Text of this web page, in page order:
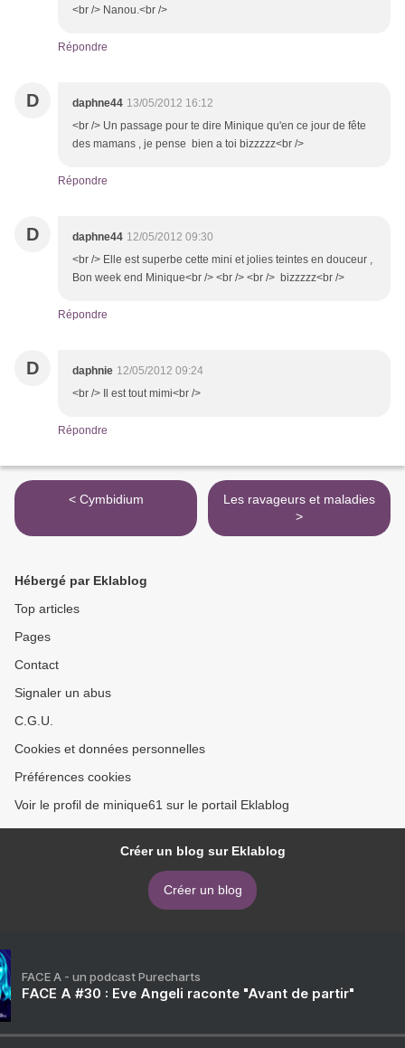
<br /> Nanou.<br />
Répondre
D daphne44 13/05/2012 16:12
<br /> Un passage pour te dire Minique qu'en ce jour de fête
des mamans , je pense bien a toi bizzzzz<br />
Répondre
D daphne44 12/05/2012 09:30
<br /> Elle est superbe cette mini et jolies teintes en douceur ,
Bon week end Minique<br /> <br /> <br /> bizzzzz<br />
Répondre
D daphnie 12/05/2012 09:24
<br /> Il est tout mimi<br />
Répondre
< Cymbidium
Les ravageurs et maladies
>
Hébergé par Eklablog
Top articles
Pages
Contact
Signaler un abus
C.G.U.
Cookies et données personnelles
Préférences cookies
Voir le profil de minique61 sur le portail Eklablog
Créer un blog sur Eklablog
Créer un blog
FACE A - un podcast Purecharts
FACE A #30 : Eve Angeli raconte "Avant de partir"